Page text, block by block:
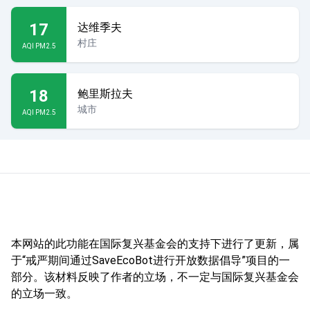
17
AQI PM2.5
达维季夫
村庄
18
AQI PM2.5
鲍里斯拉夫
城市
本网站的此功能在国际复兴基金会的支持下进行了更新，属
于“戒严期间通过SaveEcoBot进行开放数据倡导”项目的一
部分。该材料反映了作者的立场，不一定与国际复兴基金会
的立场一致。